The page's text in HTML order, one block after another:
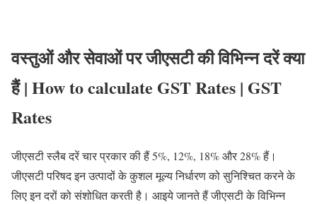
वस्तुओं और सेवाओं पर जीएसटी की विभिन्न दरें क्या
हैं | How to calculate GST Rates | GST
Rates
जीएसटी स्लैब दरें चार प्रकार की हैं 5%, 12%, 18% और 28% हैं।
जीएसटी परिषद इन उत्पादों के कुशल मूल्य निर्धारण को सुनिश्चित करने के
लिए इन दरों को संशोधित करती है। आइये जानते हैं जीएसटी के विभिन्न